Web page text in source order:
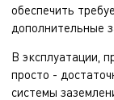
обеспечить
дополнительные
В эксплуатации,
просто -
системы